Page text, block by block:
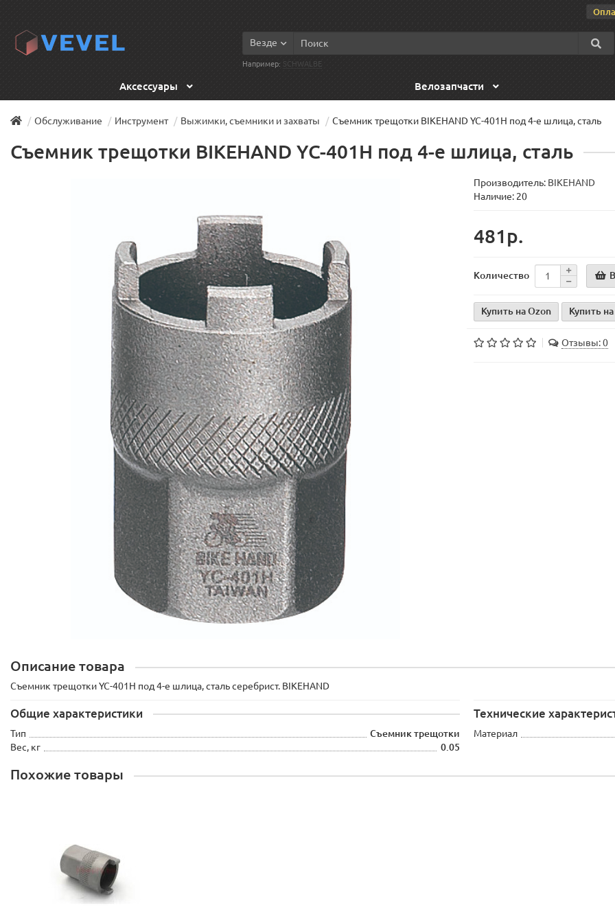
Везде
Например: SCHWALBE
Аксессуары Велозапчасти
Обслуживание Инструмент Выжимки, съемники и захваты Съемник трещотки BIKEHAND YC-401H под 4-е шлица, сталь
Съемник трещотки BIKEHAND YC-401H под 4-е шлица, сталь
Производитель: BIKEHAND
Наличие: 20
481р.
Количество
Купить на Ozon Купить
Отзывы: 0
Описание товара
Съемник трещотки YC-401H под 4-е шлица, сталь серебрист. BIKEHAND
Общие характеристики
Тип
Съемник трещотки
Вес, кг
0.05
Технические
Материал
Похожие товары